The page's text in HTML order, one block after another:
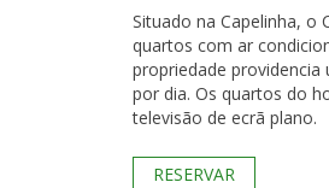
Situado na Capelinha, o
quartos com ar
propriedade
por dia. Os quartos do hotel estão equipados com uma
televisão de ecrã plano.
RESERVAR